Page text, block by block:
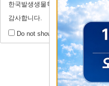
한국발생생물학회에 많은 관심과
감사합니다.
Do not show this message for a